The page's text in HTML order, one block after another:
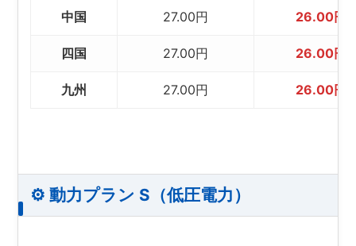
中国 27.00円 26.00円
四国 27.00円 26.00円
九州 27.00円 26.00円
⚙️ 動力プラン S（低圧電力）